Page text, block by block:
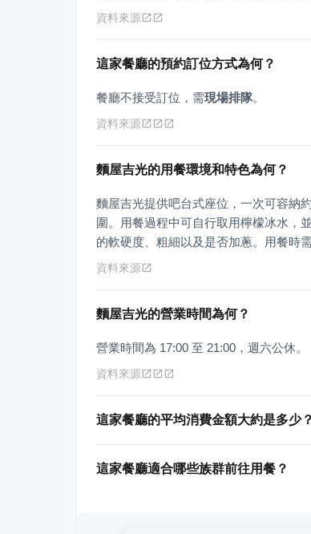
資料來源
這家餐廳的預約訂位方式為何？
餐廳不接受訂位，需現場排隊。
資料來源
麵屋吉光的用餐環境和特色為何？
麵屋吉光提供吧台式座位，一次可容納
圍。用餐過程中可自行取用檸檬冰水，
的軟硬度、粗細以及是否加蔥。用餐時
資料來源
麵屋吉光的營業時間為何？
營業時間為 17:00 至 21:00，週六公休。
資料來源
這家餐廳的平均消費金額大約是多少？
這家餐廳適合哪些族群前往用餐？